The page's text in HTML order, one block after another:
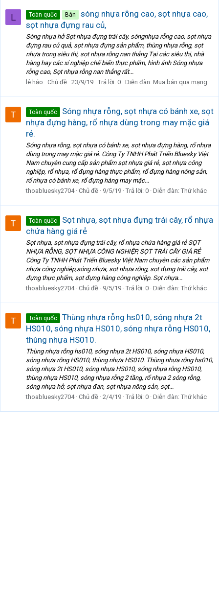
L Toàn quốc Bán
sóng nhựa rỗng cao, sọt nhựa cao,
sọt nhựa đựng rau củ,
Sóng nhựa hở Sọt nhựa đựng trái cây, sóngnhựa rỗng cao, sọt nhựa
đựng rau củ quả, sọt nhựa đựng sản phẩm, thùng nhựa rỗng, sọt
nhựa trong siêu thị, sọt nhựa rỗng nan thẳng Tại các siêu thị, nhà
hàng hay các xí nghiệp chế biến thực phẩm, hình ảnh Sóng nhựa
rỗng cao, Sọt nhựa rỗng nan thẳng rất...
lê hảo
Chủ đề 23/9/19 Trả lời: 0 Diễn đàn: Mua bán qua mạng
Toàn quốc
Sóng nhựa rỗng, sọt nhựa có bánh xe, sọt
nhựa đựng hàng, rổ nhựa dùng trong may mặc giá
rẻ.
Sóng nhựa rỗng, sọt nhựa có bánh xe, sọt nhựa đựng hàng, rổ nhựa
dùng trong may mặc giá rẻ. Công Ty TNHH Phát Triển Bluesky Việt
Nam chuyên cung cấp sản phẩm sọt nhựa giá rẻ, sọt nhựa công
nghiệp, rổ nhựa, rổ đựng hàng thực phẩm, rổ đựng hàng nông sản,
rổ nhựa có bánh xe, rổ đựng hàng may mặc...
thoabluesky2704 Chủ đề 9/5/19 Trả lời: 0 Diễn đàn: Thứ khác
Toàn quốc
Sọt nhựa, sọt nhựa đựng trái cây, rổ nhựa
chứa hàng giá rẻ
Sọt nhựa, sọt nhựa đựng trái cây, rổ nhựa chứa hàng giá rẻ SỌT
NHỰA RỖNG, SỌT NHỰA CÔNG NGHIỆP, SỌT TRÁI CÂY GIÁ RẺ
Công Ty TNHH Phát Triển Bluesky Việt Nam chuyên các sản phẩm
nhựa công nghiệp,sóng nhựa, sọt nhựa rỗng, sọt đựng trái cây, sọt
đựng thực phẩm, sọt đựng hàng công nghiệp. Sọt nhựa...
thoabluesky2704 Chủ đề 9/5/19 Trả lời: 0 Diễn đàn: Thứ khác
Toàn quốc
Thùng nhựa rỗng hs010, sóng nhựa 2t
HS010, sóng nhựa HS010, sóng nhựa rỗng HS010,
thùng nhựa HS010.
Thùng nhựa rỗng hs010, sóng nhựa 2t HS010, sóng nhựa HS010,
sóng nhựa rỗng HS010, thùng nhựa HS010. Thùng nhựa rỗng hs010,
sóng nhựa 2t HS010, sóng nhựa HS010, sóng nhựa rỗng HS010,
thùng nhựa HS010, sóng nhựa rỗng 2 tầng, rổ nhựa 2 sóng rỗng,
sóng nhựa hở, sọt nhựa đan, sọt nhựa nông sản, sọt...
thoabluesky2704 Chủ đề 2/4/19 Trả lời: 0 Diễn đàn: Thứ khác